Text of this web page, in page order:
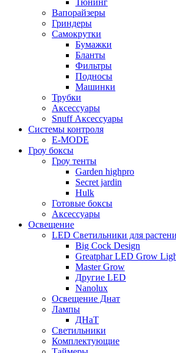
Тюнинг
Вапорайзеры
Гриндеры
Самокрутки
Бумажки
Бланты
Фильтры
Подносы
Машинки
Трубки
Аксессуары
Snuff Аксессуары
Системы контроля
E-MODE
Гроу боксы
Гроу тенты
Garden highpro
Secret jardin
Hulk
Готовые боксы
Аксессуары
Освещение
LED Светильники для
Big Cock Design
Greatphar LED Grow
Master Grow
Другие LED
Nanolux
Освещение Днат
Лампы
ДНаТ
Светильники
Комплектующие